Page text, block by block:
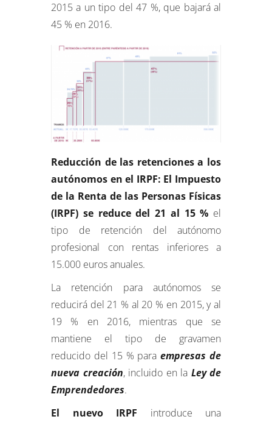
2015 a un tipo del 47 %, que bajará al
45 % en 2016.
Reducción de las retenciones a los
autónomos en el IRPF: El Impuesto
de la Renta de las Personas Físicas
(IRPF) se reduce del 21 al 15 % el
tipo de retención del autónomo
profesional con rentas inferiores a
15.000 euros anuales.
La retención para autónomos se
reducirá del 21 % al 20 % en 2015, y al
19 % en 2016, mientras que se
mantiene el tipo de gravamen
reducido del 15 % paraempresas de
nueva creación, incluido en la Ley de
Emprendedores.
El nuevo IRPF introduce una